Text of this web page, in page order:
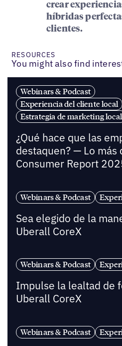
crear
híbridas
clientes.
RESOURCES
You might also find
Webinars & Podcast
Experiencia del cliente local
Estrategia de marketing local
¿Qué hace que las
destaquen? — Lo más
Consumer Report
Webinars & Podcast
Sea elegido de la
Uberall CoreX
Webinars & Podcast
Impulse la lealtad de
Uberall CoreX
Webinars & Podcast